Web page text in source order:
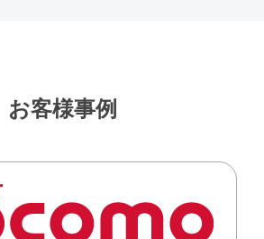
お客様事例